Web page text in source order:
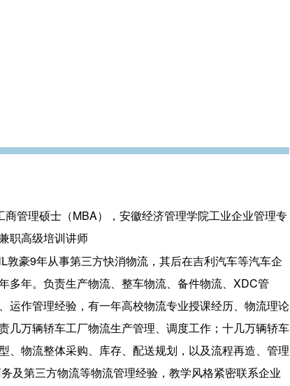
管理硕士（MBA），安徽经济管理学院工业企业管理专
职高级培训讲师
豪9年从事第三方快消物流，其后在吉利汽车等汽车企
多年。负责生产物流、整车物流、备件物流、XDC管
运作管理经验，有一年高校物流专业授课经历、物流理论
几万辆轿车工厂物流生产管理、调度工作；十几万辆轿车
物流整体采购、库存、配送规划，以及流程再造、管理
及第三方物流等物流管理经验，教学风格紧密联系企业